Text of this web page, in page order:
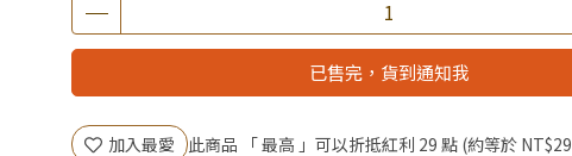
▶消費滿999｜享超值價$299加購BIO UP面膜
▶全館不限消費金額｜享超值價$19起 加購自然主義嚐鮮試吃組！
▶王國加購活動 訂單享超值優惠價加購好物
▶全館品項超殺加購活動開跑啦！
已售完，貨到通知我
加入最愛 此商品 「 最高 」可以折抵紅利 29 點 (約等於 NT$29